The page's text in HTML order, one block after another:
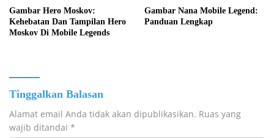
Gambar Hero Moskov:
Kehebatan Dan Tampilan Hero
Moskov Di Mobile Legends
Gambar Nana Mobile Legend:
Panduan Lengkap
Tinggalkan Balasan
Alamat email Anda tidak akan dipublikasikan. Ruas yang
wajib ditandai *